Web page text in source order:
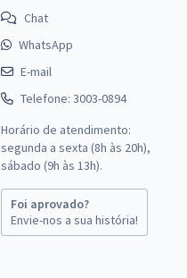
Chat
WhatsApp
E-mail
Telefone: 3003-0894
Horário de atendimento:
segunda a sexta (8h às 20h),
sábado (9h às 13h).
Foi aprovado?
Envie-nos a sua história!